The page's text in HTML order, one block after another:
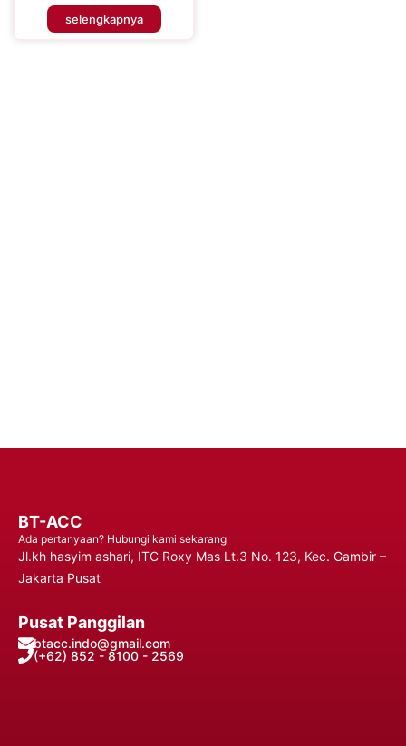
selengkapnya
BT-ACC
Ada pertanyaan? Hubungi kami sekarang
Jl.kh hasyim ashari, ITC Roxy Mas Lt.3 No. 123, Kec. Gambir –
Jakarta Pusat
Pusat Panggilan
btacc.indo@gmail.com
(+62) 852 - 8100 - 2569